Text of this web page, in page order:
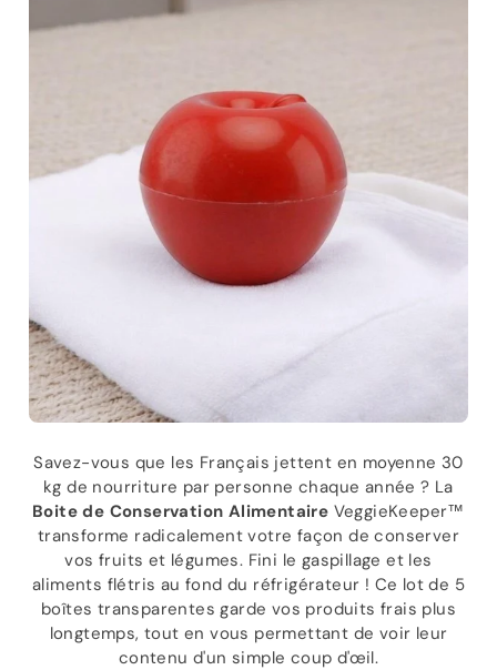
Savez-vous que les Français jettent en moyenne 30
kg de nourriture par personne chaque année ? La
Boite de Conservation Alimentaire VeggieKeeper™
transforme radicalement votre façon de conserver
vos fruits et légumes. Fini le gaspillage et les
aliments flétris au fond du réfrigérateur ! Ce lot de 5
boîtes transparentes garde vos produits frais plus
longtemps, tout en vous permettant de voir leur
contenu d'un simple coup d'œil.